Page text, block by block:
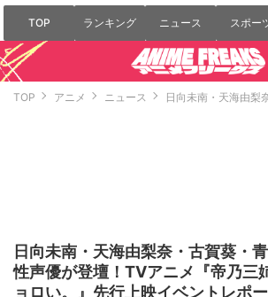
TOP ランキング ニュース スポー
TOP アニメ ニュース 日向未南・天海由梨
日向未南・天海由梨奈・古賀葵・
性声優が登壇！TVアニメ『帝乃三
ョロい。』先行上映イベントレポ